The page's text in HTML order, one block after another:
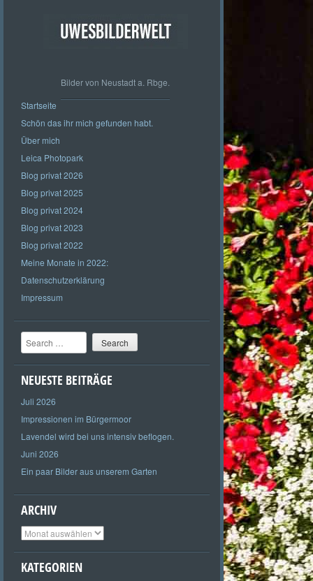
Bilder von Neustadt a. Rbge.
Startseite
Schön das ihr mich gefunden habt.
Über mich
Leica Photopark
Blog privat 2026
Blog privat 2025
Blog privat 2024
Blog privat 2023
Blog privat 2022
Meine Monate in 2022:
Datenschutzerklärung
Impressum
Search
NEUESTE BEITRÄGE
Juli 2026
Impressionen im Bürgermoor
Lavendel wird bei uns intensiv beflogen.
Juni 2026
Ein paar Bilder aus unserem Garten
ARCHIV
Archiv
KATEGORIEN